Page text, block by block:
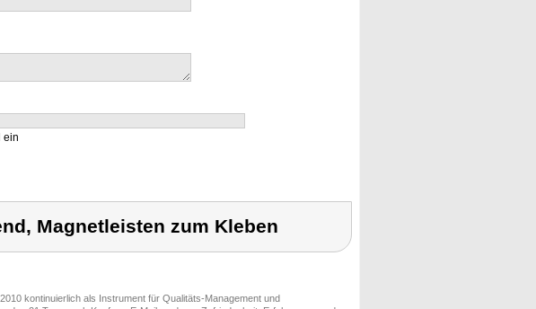
ein
Magnetleisten zum Kleben
kontinuierlich als Instrument für Qualitäts-Management und